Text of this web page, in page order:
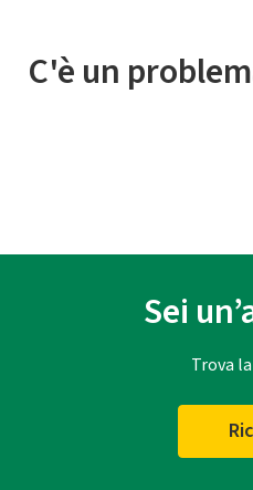
C'è un
Sei
Trova